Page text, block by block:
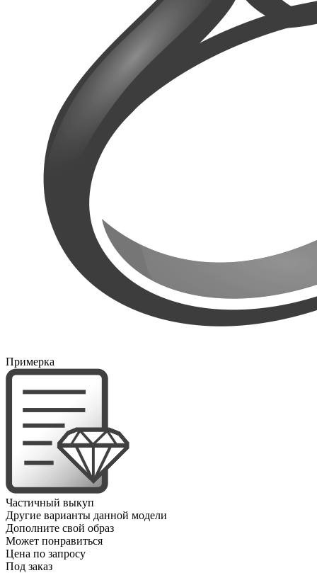
Примерка
Частичный выкуп
Другие варианты данной модели
Дополните свой образ
Может понравиться
Цена по запросу
Под заказ